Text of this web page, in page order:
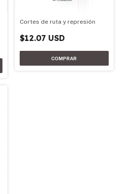
Cortes de ruta y represión
$12.07 USD